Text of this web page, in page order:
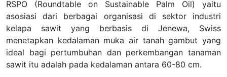
RSPO (Roundtable on Sustainable Palm Oil) yaitu
asosiasi dari berbagai organisasi di sektor industri
kelapa sawit yang berbasis di Jenewa, Swiss
menetapkan kedalaman muka air tanah gambut yang
ideal bagi pertumbuhan dan perkembangan tanaman
sawit itu adalah pada kedalaman antara 60-80 cm.